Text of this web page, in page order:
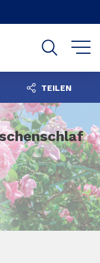
TEILEN